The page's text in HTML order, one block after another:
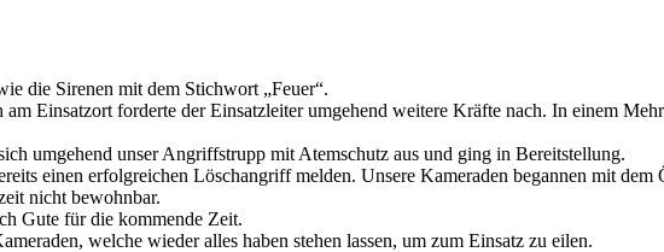
die Sirenen mit dem Stichwort „Feuer“.
Einsatzort forderte der Einsatzleiter umgehend weitere Kräfte nach. In einem
umgehend unser Angriffstrupp mit Atemschutz aus und ging in Bereitstellung.
einen erfolgreichen Löschangriff melden. Unsere Kameraden begannen mit
nicht bewohnbar.
Gute für die kommende Zeit.
welche wieder alles haben stehen lassen, um zum Einsatz zu eilen.